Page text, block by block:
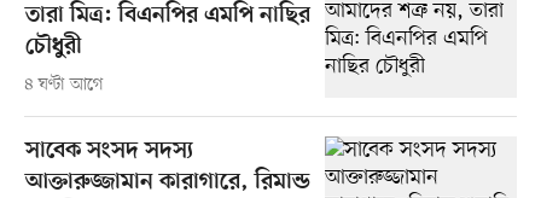
তারা মিত্র: বিএনপির এমপি নাছির
চৌধুরী
৪ ঘণ্টা আগে
সাবেক সংসদ সদস্য
আক্তারুজ্জামান কারাগারে, রিমান্ড